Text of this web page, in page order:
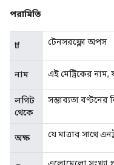
পরামিতি
tf টেনসরফ্লো অপস
নাম এই মেট্রিকের নাম,
লগিট
থেকে
সম্ভাব্যতা বণ্টনের
অক্ষ যে মাত্রার সাথে